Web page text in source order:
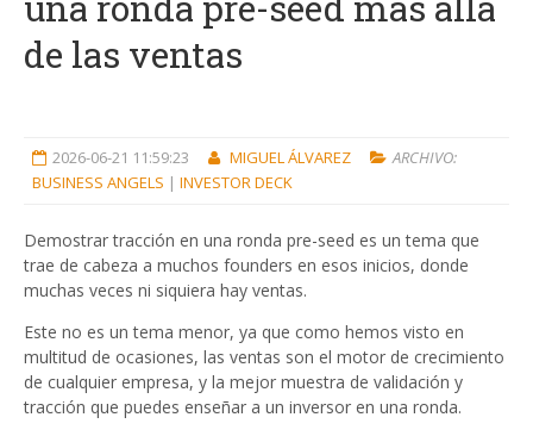
de las ventas
2026-06-21 11:59:23 MIGUEL ÁLVAREZ
ARCHIVO:
BUSINESS ANGELS | INVESTOR DECK
Demostrar tracción en una ronda pre-seed es un tema que
trae de cabeza a muchos founders en esos inicios, donde
muchas veces ni siquiera hay ventas.
Este no es un tema menor, ya que como hemos visto en
multitud de ocasiones, las ventas son el motor de crecimiento
de cualquier empresa, y la mejor muestra de validación y
tracción que puedes enseñar a un inversor en una ronda.